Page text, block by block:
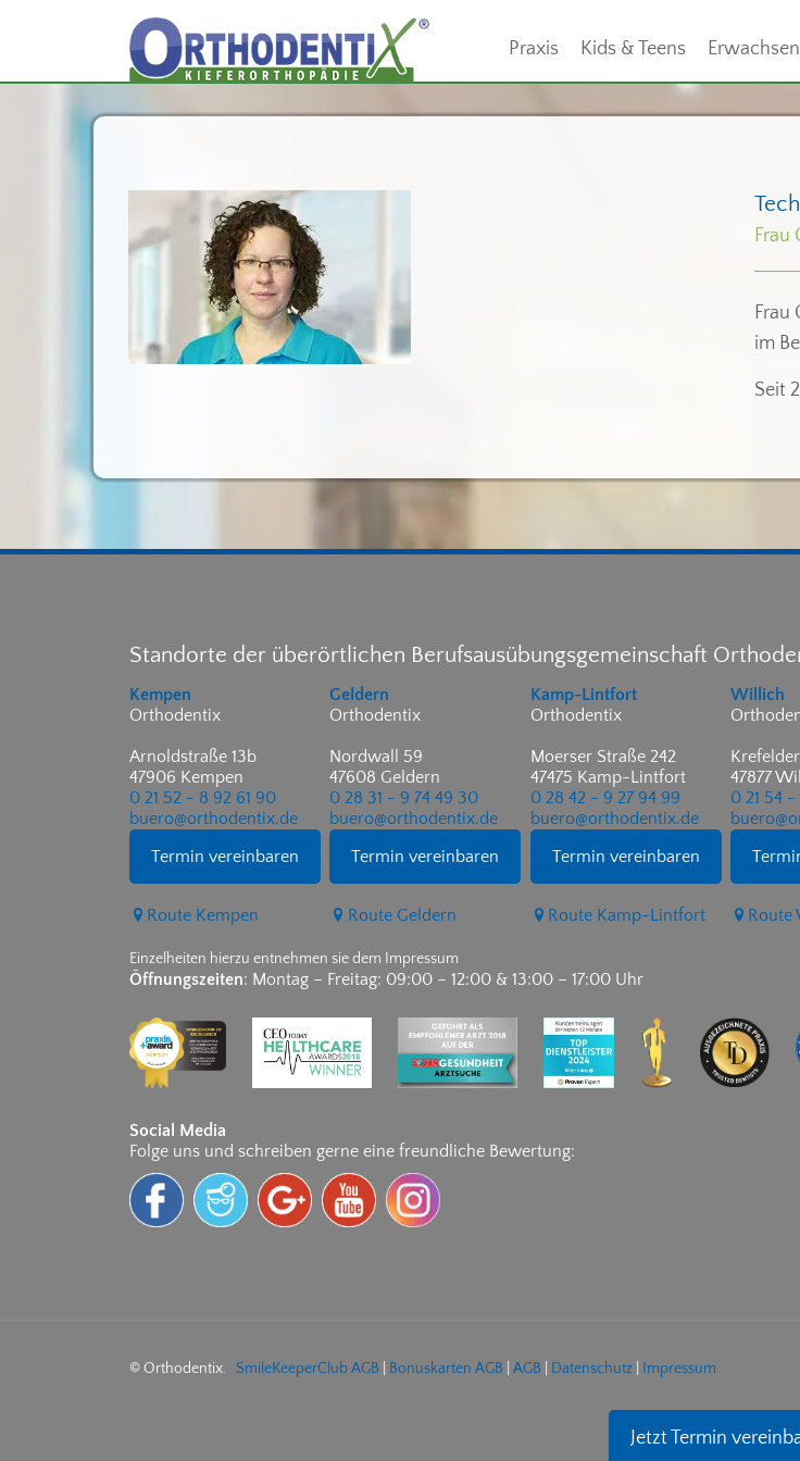
Praxis Kids & Teens
Frau
Frau
im
Seit
Standorte der überörtlichen Berufsausübungsgemeinschaft
Kempen
Orthodentix
Arnoldstraße 13b
47906 Kempen
0 21 52 - 8 92 61 90
buero@orthodentix.de
Termin vereinbaren
Route Kempen
Geldern
Orthodentix
Nordwall 59
47608 Geldern
0 28 31 - 9 74 49 30
buero@orthodentix.de
Termin vereinbaren
Route Geldern
Kamp-Lintfort
Orthodentix
Moerser Straße 242
47475 Kamp-Lintfort
0 28 42 - 9 27 94 99
buero@orthodentix.de
Termin vereinbaren
Route Kamp-Lintfort
Willich
47877
0 21 54
Route
Einzelheiten hierzu entnehmen sie dem Impressum
Öffnungszeiten: Montag – Freitag: 09:00 – 12:00 & 13:00 – 17:00 Uhr
Social Media
Folge uns und schreiben gerne eine freundliche Bewertung:
© Orthodentix. SmileKeeperClub AGB Bonuskarten AGB AGB Datenschutz Impressum
Jetzt Termin